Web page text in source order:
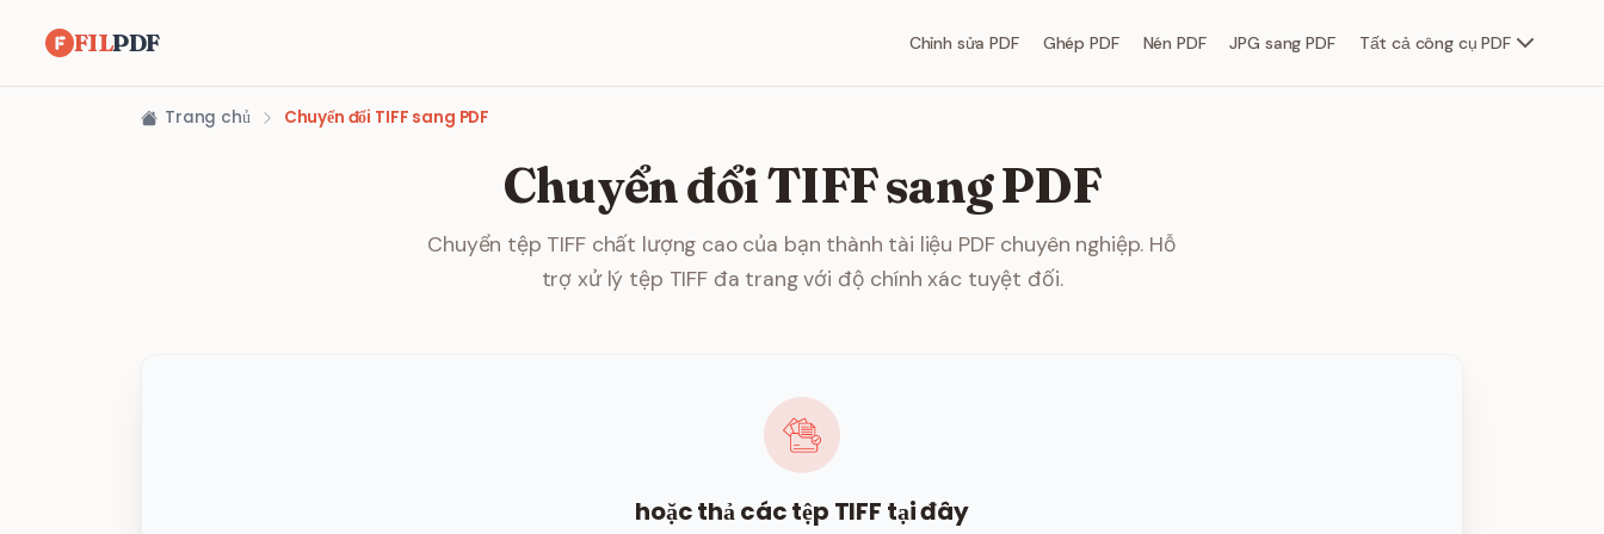
FILPDF Chỉnh sửa PDF Ghép PDF Nén PDF JPG sang PDF Tất cả công cụ PDF
Trang chủ Chuyển đổi TIFF sang PDF
Chuyển đổi TIFF sang PDF
Chuyển tệp TIFF chất lượng cao của bạn thành tài liệu PDF chuyên nghiệp. Hỗ
trợ xử lý tệp TIFF đa trang với độ chính xác tuyệt đối.
hoặc thả các tệp TIFF tại đây